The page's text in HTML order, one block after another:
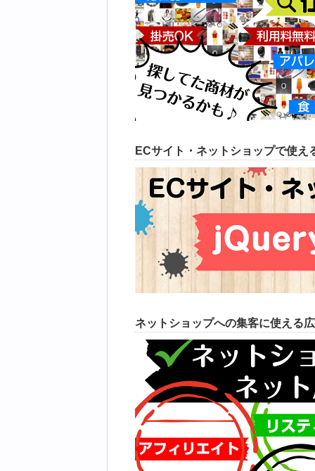
ECサイト・ネットショップで使
ネットショップへの集客に使える